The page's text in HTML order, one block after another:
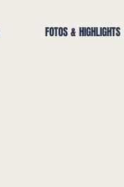
FOTOS & HIGHLIGHTS